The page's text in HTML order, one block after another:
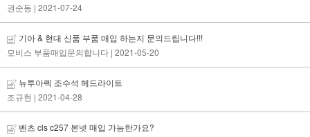
권순동 | 2021-07-24
기아 & 현대 신품 부품 매입 하는지 문의드립니다!!!
모비스 부품매입문의합니다 | 2021-05-20
뉴투아렉 조수석 헤드라이트
조규현 | 2021-04-28
벤츠 cls c257 본넷 매입 가능한가요?